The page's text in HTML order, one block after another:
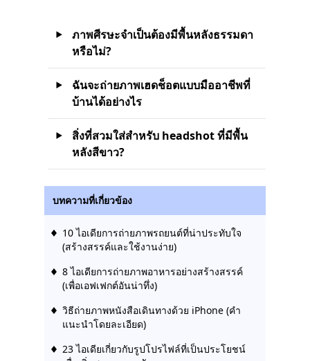
ภาพศีรษะจำเป็นต้องมีพื้นหลังธรรมดา
หรือไม่?
ฉันจะถ่ายภาพเฮดช็อตแบบมืออาชีพที่
บ้านได้อย่างไร
สิ่งที่สวมใส่สำหรับ headshot ที่มีพื้น
หลังสีขาว?
บทความที่เกี่ยวข้อง
10 ไอเดียการถ่ายภาพรถยนต์ที่น่าประทับใจ
(สร้างสรรค์และใช้งานง่าย)
8 ไอเดียการถ่ายภาพอาหารอย่างสร้างสรรค์
(เพื่อเอฟเฟกต์อันน่าทึ่ง)
วิธีถ่ายภาพหนังสือเดินทางด้วย iPhone (คำ
แนะนำโดยละเอียด)
23 ไอเดียเกี่ยวกับรูปโปรไฟล์ที่เป็นประโยชน์